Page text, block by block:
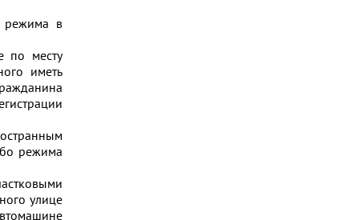
режима в
по месту
иметь
режима
улице